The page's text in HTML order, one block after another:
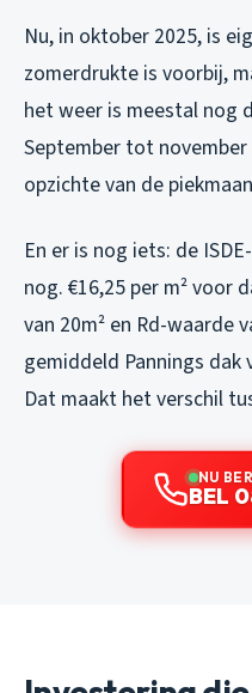
Nu, in oktober 2025, is
zomerdrukte is voorbij,
het weer is meestal nog
September tot
opzichte van de
En er is nog iets: de
nog. €16,25 per m² voor
van 20m² en Rd-waarde
gemiddeld Pannings dak
Dat maakt het verschil
NU
BEL